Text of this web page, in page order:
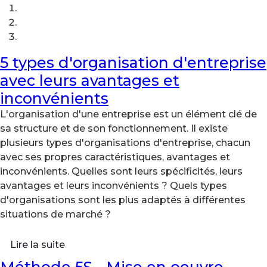
5 types d'organisation d'entreprise
avec leurs avantages et
inconvénients
L'organisation d'une entreprise est un élément clé de
sa structure et de son fonctionnement. Il existe
plusieurs types d'organisations d'entreprise, chacun
avec ses propres caractéristiques, avantages et
inconvénients. Quelles sont leurs spécificités, leurs
avantages et leurs inconvénients ? Quels types
d'organisations sont les plus adaptés à différentes
situations de marché ?
Lire la suite